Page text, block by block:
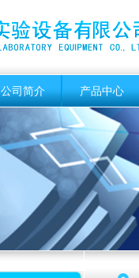
公司简介 产品中心